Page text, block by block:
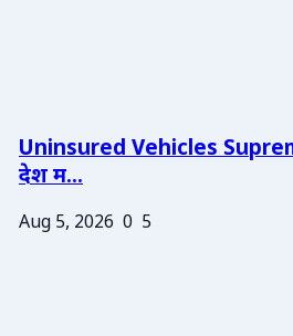
Uninsured Vehicles
देश म...
Aug 5, 2026 0 5